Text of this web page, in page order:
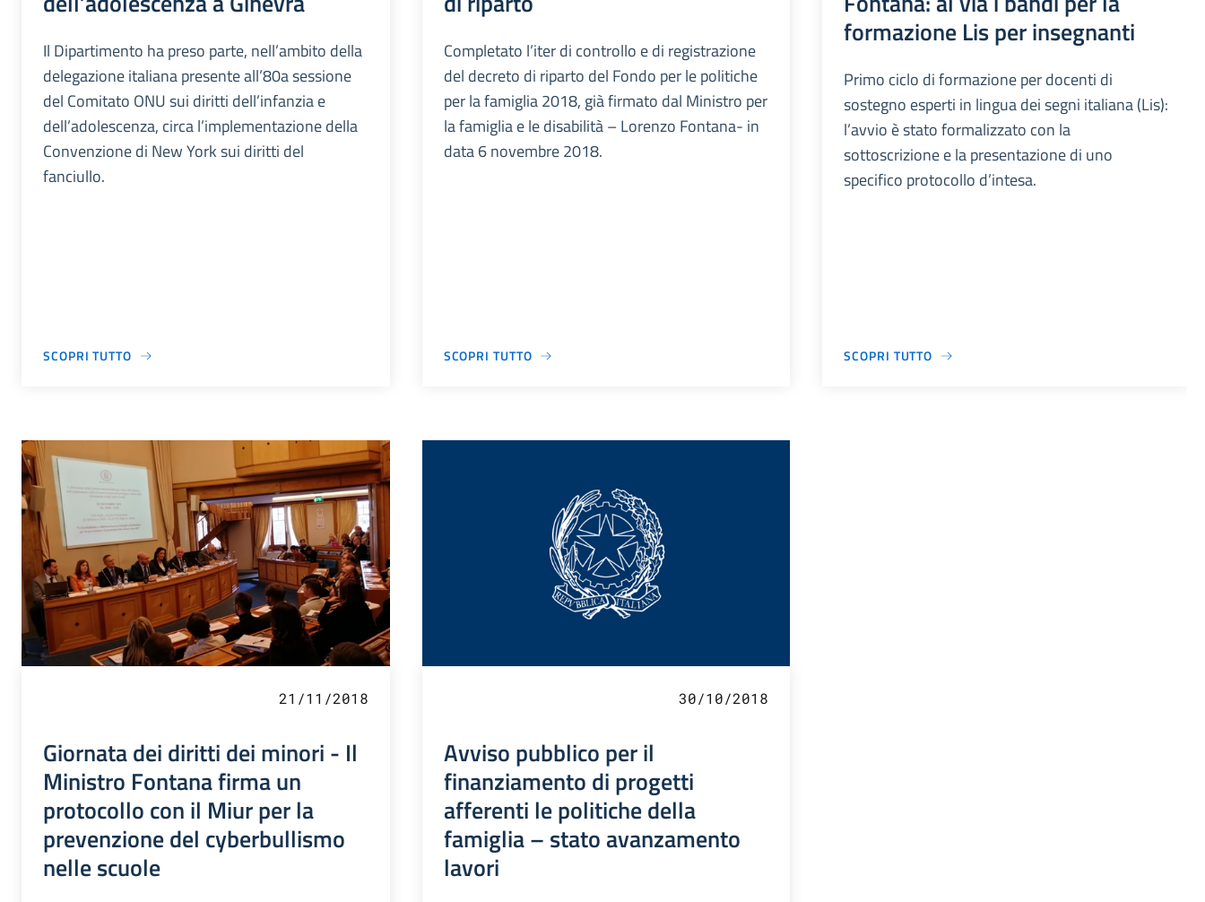
Il Dipartimento ha preso parte, nell’ambito della
delegazione italiana presente all’80a sessione
del Comitato ONU sui diritti dell’infanzia e
dell’adolescenza, circa l’implementazione della
Convenzione di New York sui diritti del
fanciullo.
SCOPRI TUTTO
Completato l’iter di controllo e di registrazione
del decreto di riparto del Fondo per le politiche
per la famiglia 2018, già firmato dal Ministro per
la famiglia e le disabilità – Lorenzo Fontana- in
data 6 novembre 2018.
SCOPRI TUTTO
formazione Lis per insegnanti
Primo ciclo di formazione per docenti di
sostegno esperti in lingua dei segni italiana (Lis):
l’avvio è stato formalizzato con la
sottoscrizione e la presentazione di uno
specifico protocollo d’intesa.
SCOPRI TUTTO
21/11/2018
Giornata dei diritti dei minori - Il
Ministro Fontana firma un
protocollo con il Miur per la
prevenzione del cyberbullismo
nelle scuole
30/10/2018
Avviso pubblico per il
finanziamento di progetti
afferenti le politiche della
famiglia – stato avanzamento
lavori